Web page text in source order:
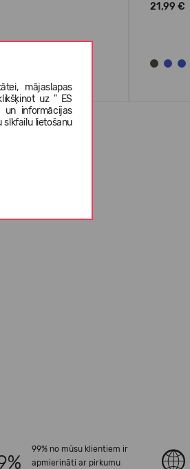
mājaslapas
uz " ES
un informācijas
sīkfailu lietošanu
21,99 €
99% no mūsu klientiem ir
apmierināti ar pirkumu